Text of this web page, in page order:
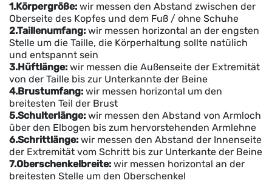
1.Körpergröße: wir messen den Abstand zwischen der
Oberseite des Kopfes und dem Fuß / ohne Schuhe
2.Taillenumfang: wir messen horizontal an der engsten
Stelle um die Taille, die Körperhaltung sollte natülich
und entspannt sein
3.Hüftlänge: wir messen die Außenseite der Extremität
von der Taille bis zur Unterkannte der Beine
4.Brustumfang: wir messen horizontal um den
breitesten Teil der Brust
5.Schulterlänge: wir messen den Abstand von Armloch
über den Elbogen bis zum hervorstehenden Armlehne
6.Schrittlänge: wir messen den Abstand der Innenseite
der Extremität vom Schritt bis zur Unterkante der Beine
7.Oberschenkelbreite: wir messen horizontal an der
breitesten Stelle um den Oberschenkel